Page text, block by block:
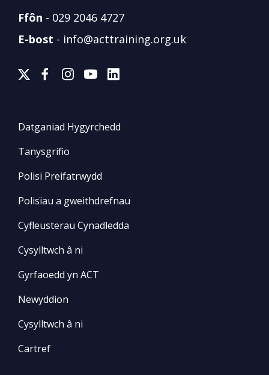
Ffôn - 029 2046 4727
E-bost - info@acttraining.org.uk
Datganiad Hygyrchedd
Tanysgrifio
Polisi Preifatrwydd
Polisïau a gweithdrefnau
Cyfleusterau Cynadledda
Cysylltwch â ni
Gyrfaoedd yn ACT
Newyddion
Cysylltwch â ni
Cartref